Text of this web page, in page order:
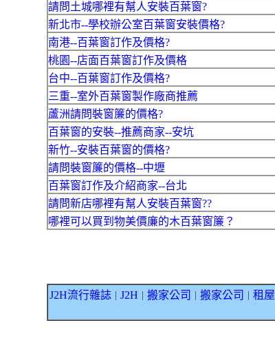
請問土城哪裡有幫人安裝百葉窗?
新北市--學校辦公室百葉窗安裝價格?
南港--百葉窗訂作及價格?
桃園--店面百葉窗訂作及價格
台中--百葉窗訂作及價格?
三重--室外百葉窗製作廠商推薦
蘆洲請問裝窗簾的價格?
百葉窗的安裝--推薦商家--安坑
新竹--安裝百葉窗的價格?
請問裝窗簾的價格--中壢
百葉窗訂作及介紹商家--台北
請問新店哪裡有幫人安裝百葉窗??
哪裡可以買到物美價廉的木百葉窗簾？
J2H流行雜誌｜ J2H 搬家公司 搬家公司 租屋